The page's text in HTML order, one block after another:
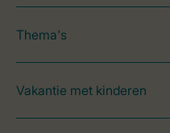
Thema's
Vakantie met kinderen